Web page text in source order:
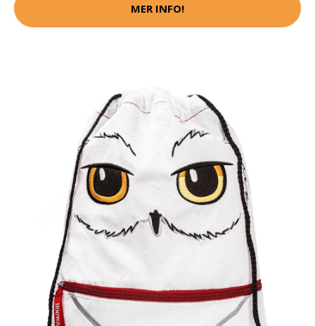
MER INFO!